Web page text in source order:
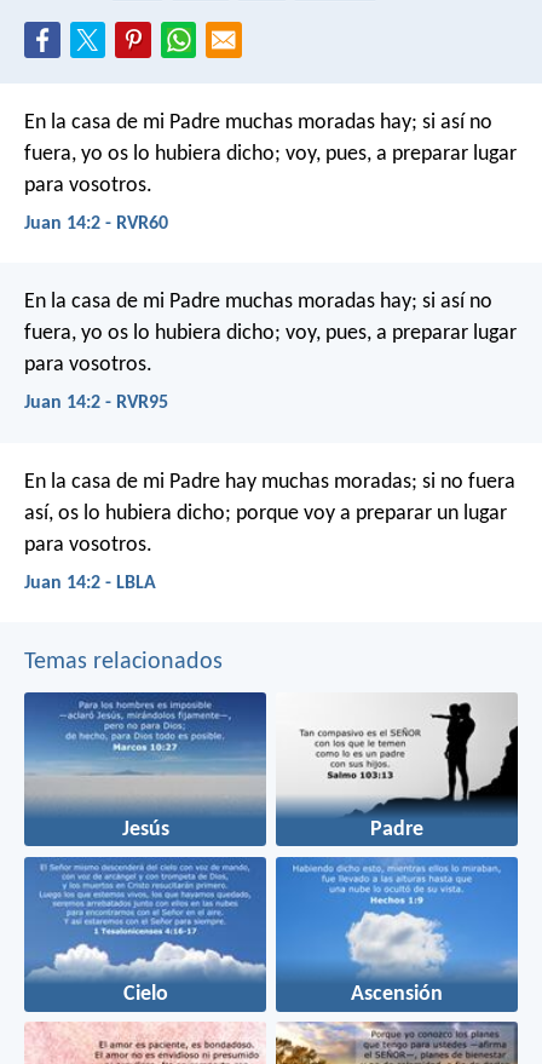
En la casa de mi Padre muchas moradas hay; si así no
fuera, yo os lo hubiera dicho; voy, pues, a preparar lugar
para vosotros.
Juan 14:2 - RVR60
En la casa de mi Padre muchas moradas hay; si así no
fuera, yo os lo hubiera dicho; voy, pues, a preparar lugar
para vosotros.
Juan 14:2 - RVR95
En la casa de mi Padre hay muchas moradas; si no fuera
así, os lo hubiera dicho; porque voy a preparar un lugar
para vosotros.
Juan 14:2 - LBLA
Temas relacionados
Jesús Padre
Cielo Ascensión